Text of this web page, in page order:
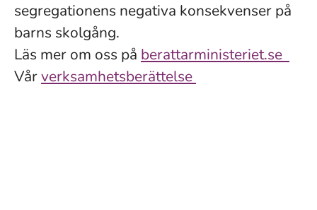
segregationens negativa konsekvenser på
barns skolgång.
Läs mer om oss på berattarministeriet.se
Vårverksamhetsberättelse